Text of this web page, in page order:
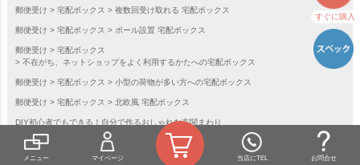
すぐに購入
郵便受け 宅配ボックス 複数回受け取れる 宅配ボックス
郵便受け 宅配ボックス ポール設置 宅配ボックス
郵便受け
宅配ボックス
不在がち、ネットショップをよく利用するかたへの宅配ボックス
郵便受け 宅配ボックス 小型の荷物が多い方への宅配ボックス
郵便受け 宅配ボックス 北欧風 宅配ボックス
DIY初心者でもできる！自分で作るおしゃれな玄関まわり
メニュー マイページ 当店にTEL お問合せ